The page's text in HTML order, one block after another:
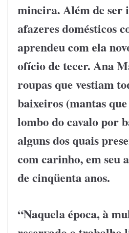
mineira. Além de ser
afazeres domésticos
aprendeu com ela
ofício de tecer. Ana
roupas que vestiam
baixeiros (mantas
lombo do cavalo por
alguns dos quais
com carinho, em seu
de cinqüenta anos.
“Naquela época, à